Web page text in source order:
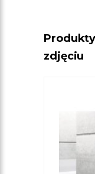
zdjęciu